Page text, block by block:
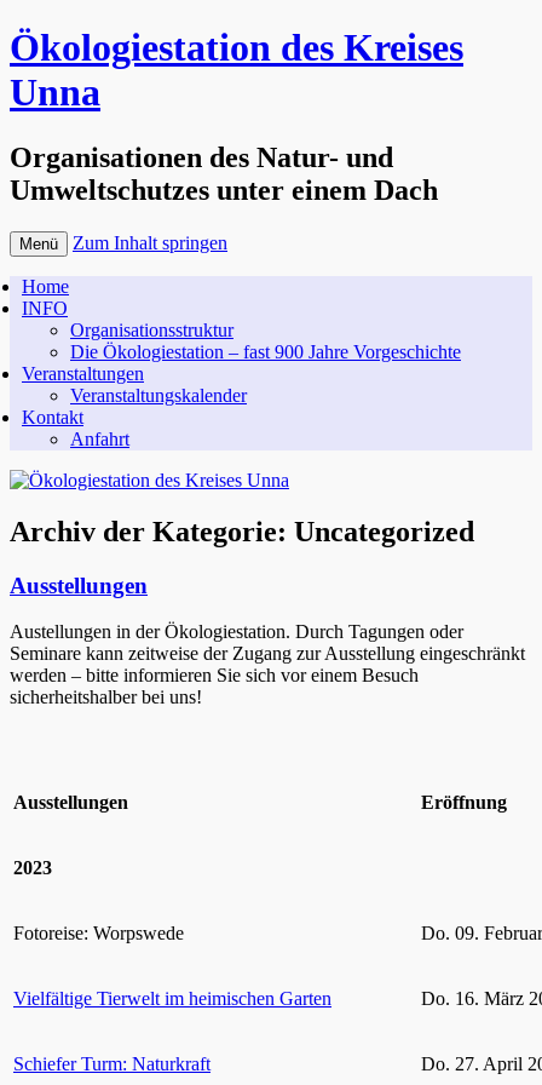
Ökologiestation des Kreises
Unna
Organisationen des Natur- und
Umweltschutzes unter einem Dach
Menü Zum Inhalt springen
Home
INFO
Organisationsstruktur
Die Ökologiestation – fast 900 Jahre Vorgeschichte
Veranstaltungen
Veranstaltungskalender
Kontakt
Anfahrt
Archiv der Kategorie: Uncategorized
Ausstellungen
Austellungen in der Ökologiestation. Durch Tagungen oder
Seminare kann zeitweise der Zugang zur Ausstellung eingeschränkt
werden – bitte informieren Sie sich vor einem Besuch
sicherheitshalber bei uns!
Ausstellungen Eröffnung
2023
Fotoreise: Worpswede Do. 09.
Vielfältige Tierwelt im heimischen Garten Do. 16. März
Schiefer Turm: Naturkraft Do. 27. April